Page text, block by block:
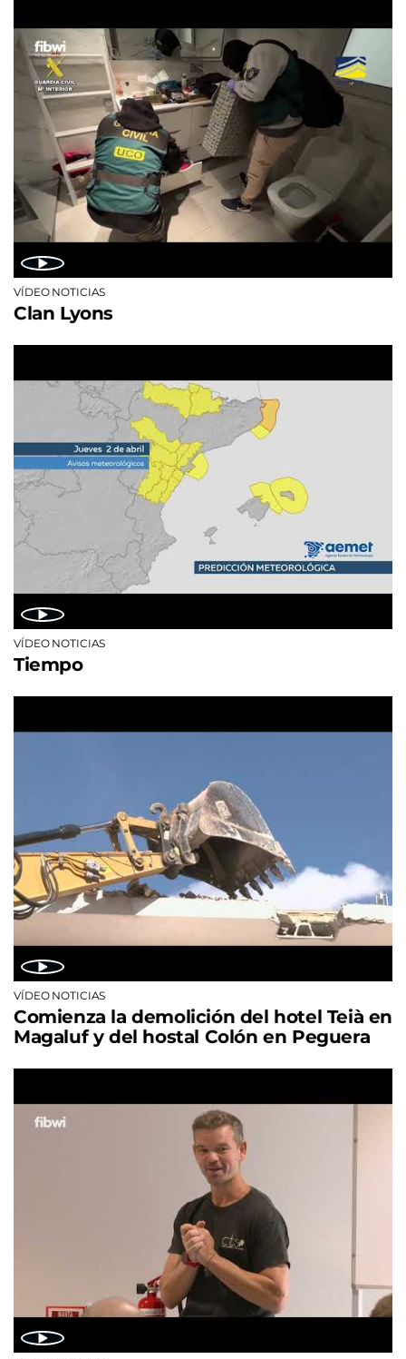
VÍDEO NOTICIAS
Clan Lyons
VÍDEO NOTICIAS
Tiempo
VÍDEO NOTICIAS
Comienza la demolición del hotel Teià en
Magaluf y del hostal Colón en Peguera